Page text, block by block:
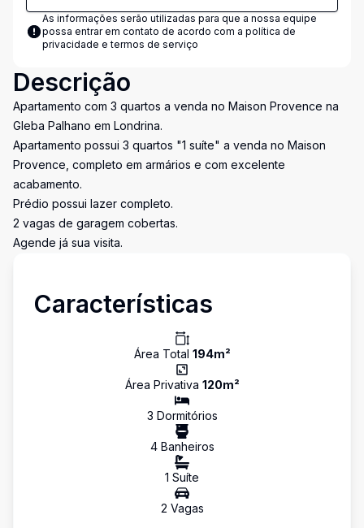
As informações serão utilizadas para que a nossa equipe
possa entrar em contato de acordo com a política de
privacidade e termos de serviço
Descrição
Apartamento com 3 quartos a venda no Maison Provence na
Gleba Palhano em Londrina.
Apartamento possui 3 quartos "1 suíte" a venda no Maison
Provence, completo em armários e com excelente
acabamento.
Prédio possui lazer completo.
2 vagas de garagem cobertas.
Agende já sua visita.
Características
Área Total 194m²
Área Privativa 120m²
3 Dormitórios
4Banheiros
1 Suíte
2 Vagas